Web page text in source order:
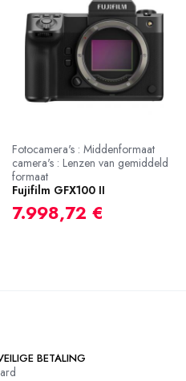
Fotocamera's : Middenformaat
camera's : Lenzen van gemiddeld
formaat
Fujifilm GFX100 II
7.998,72 €
BETALING